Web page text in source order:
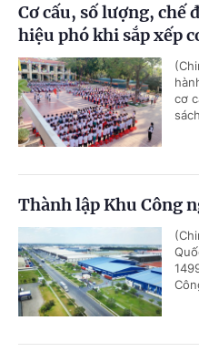
Cơ cấu, số lượng, chế
hiệu phó khi sắp xếp
cơ
Thành lập Khu Công